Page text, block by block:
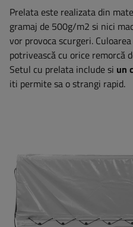
Prelata este realizata din
gramaj de 500g/m2 si nici
vor provoca scurgeri.
potrivească cu orice remorcă
Setul cu prelata include si un
iti permite sa o strangi rapid.